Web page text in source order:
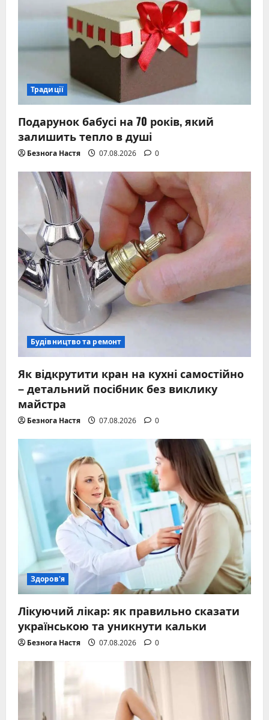
Традиції
Подарунок бабусі на 70 років, який
залишить тепло в душі
Безнога Настя 07.08.2026 0
Будівництво та ремонт
Як відкрутити кран на кухні самостійно
– детальний посібник без виклику
майстра
Безнога Настя 07.08.2026 0
Здоров'я
Лікуючий лікар: як правильно сказати
українською та уникнути кальки
Безнога Настя 07.08.2026 0